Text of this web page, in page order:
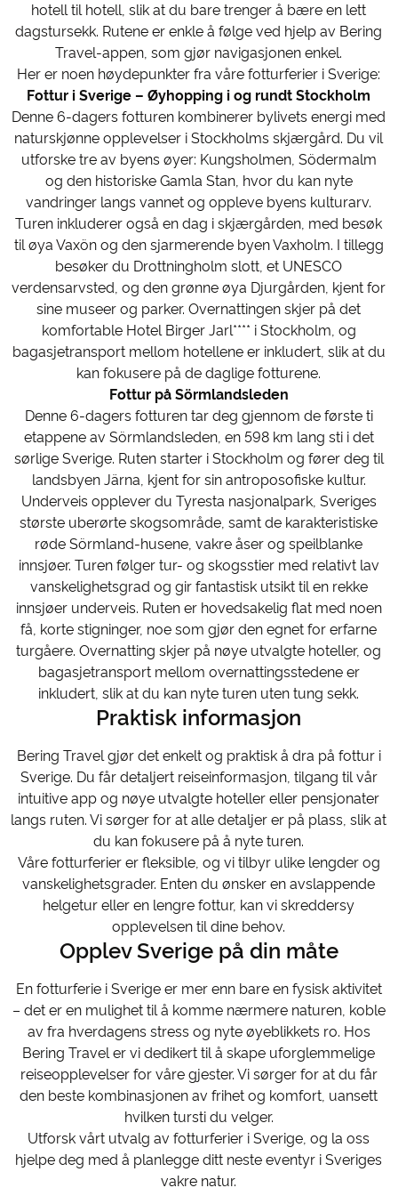
hotell til hotell, slik at du bare trenger å bære en lett
dagstursekk. Rutene er enkle å følge ved hjelp av Bering
Travel-appen, som gjør navigasjonen enkel.
Her er noen høydepunkter fra våre fotturferier i Sverige:
Fottur i Sverige – Øyhopping i og rundt Stockholm
Denne 6-dagers fotturen kombinerer bylivets energi med
naturskjønne opplevelser i Stockholms skjærgård. Du vil
utforske tre av byens øyer: Kungsholmen, Södermalm
og den historiske Gamla Stan, hvor du kan nyte
vandringer langs vannet og oppleve byens kulturarv.
Turen inkluderer også en dag i skjærgården, med besøk
til øya Vaxön og den sjarmerende byen Vaxholm. I tillegg
besøker du Drottningholm slott, et UNESCO
verdensarvsted, og den grønne øya Djurgården, kjent for
sine museer og parker. Overnattingen skjer på det
komfortable Hotel Birger Jarl**** i Stockholm, og
bagasjetransport mellom hotellene er inkludert, slik at du
kan fokusere på de daglige fotturene.
Fottur på Sörmlandsleden
Denne 6-dagers fotturen tar deg gjennom de første ti
etappene av Sörmlandsleden, en 598 km lang sti i det
sørlige Sverige. Ruten starter i Stockholm og fører deg til
landsbyen Järna, kjent for sin antroposofiske kultur.
Underveis opplever du Tyresta nasjonalpark, Sveriges
største uberørte skogsområde, samt de karakteristiske
røde Sörmland-husene, vakre åser og speilblanke
innsjøer. Turen følger tur- og skogsstier med relativt lav
vanskelighetsgrad og gir fantastisk utsikt til en rekke
innsjøer underveis. Ruten er hovedsakelig flat med noen
få, korte stigninger, noe som gjør den egnet for erfarne
turgåere. Overnatting skjer på nøye utvalgte hoteller, og
bagasjetransport mellom overnattingsstedene er
inkludert, slik at du kan nyte turen uten tung sekk.
Praktisk informasjon
Bering Travel gjør det enkelt og praktisk å dra på fottur i
Sverige. Du får detaljert reiseinformasjon, tilgang til vår
intuitive app og nøye utvalgte hoteller eller pensjonater
langs ruten. Vi sørger for at alle detaljer er på plass, slik at
du kan fokusere på å nyte turen.
Våre fotturferier er fleksible, og vi tilbyr ulike lengder og
vanskelighetsgrader. Enten du ønsker en avslappende
helgetur eller en lengre fottur, kan vi skreddersy
opplevelsen til dine behov.
Opplev Sverige på din måte
En fotturferie i Sverige er mer enn bare en fysisk aktivitet
– det er en mulighet til å komme nærmere naturen, koble
av fra hverdagens stress og nyte øyeblikkets ro. Hos
Bering Travel er vi dedikert til å skape uforglemmelige
reiseopplevelser for våre gjester. Vi sørger for at du får
den beste kombinasjonen av frihet og komfort, uansett
hvilken tursti du velger.
Utforsk vårt utvalg av fotturferier i Sverige, og la oss
hjelpe deg med å planlegge ditt neste eventyr i Sveriges
vakre natur.